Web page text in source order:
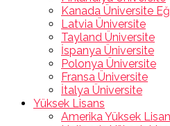
Kanada Üniversite
Latvia Üniversite
Tayland Üniversite
İspanya Üniversite
Polonya Üniversite
Fransa Üniversite
İtalya Üniversite
Yüksek Lisans
Amerika Yüksek